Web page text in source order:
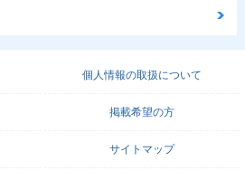
個人情報の取扱について
掲載希望の方
サイトマップ